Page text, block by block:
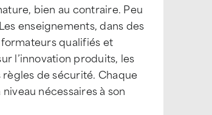
bien au contraire. Peu
enseignements, dans des
qualifiés et
l’innovation produits, les
de sécurité. Chaque
nécessaires à son